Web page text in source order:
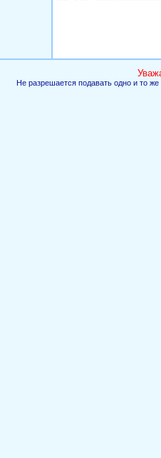
Не разрешается подавать одно и то